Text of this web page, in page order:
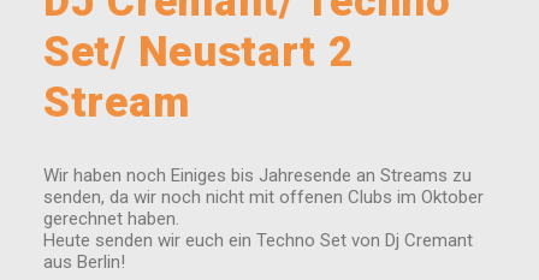
Set/ Neustart 2
Stream
Wir haben noch Einiges bis Jahresende an Streams zu
senden, da wir noch nicht mit offenen Clubs im Oktober
gerechnet haben.
Heute senden wir euch ein Techno Set von Dj Cremant
aus Berlin!